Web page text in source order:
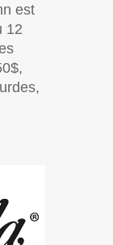
est
12